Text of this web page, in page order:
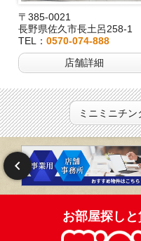
〒385-0021
長野県佐久市長土呂258-1
TEL： 0570-074-888
店舗詳細
ミニミニチ
お部屋探し